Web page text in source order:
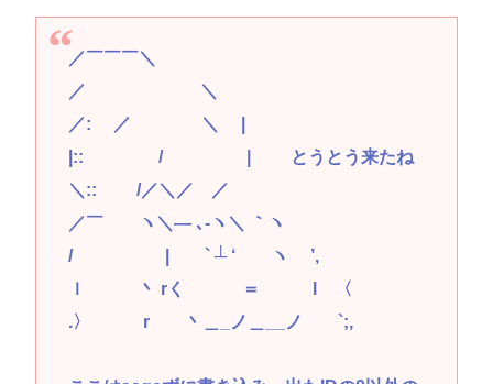
／￣￣￣＼
／ ＼
／: ／ ＼ |
|:: / | とうとう来たね
＼:: /／＼／ ／
／￣ ヽ＼― ､‐ヽ＼ ｀ヽ
/ | ` ┴ ‘ ヽ ’,
ｌ 丶 rく ＝ l 〈
.〉 r 丶＿_ノ＿__ノ `;,